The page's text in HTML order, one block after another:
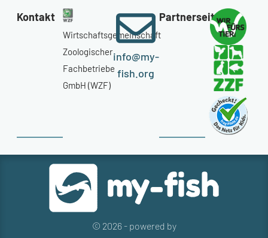
Kontakt
Wirtschaftsgemeinschaft
Zoologischer
Fachbetriebe
GmbH (WZF)
info@my-
fish.org
Partnerseiten
© 2026 - powered by